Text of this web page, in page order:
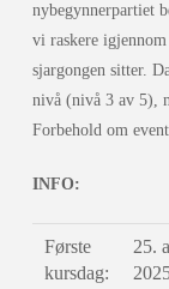
nybegynnerpartiet
vi raskere
sjargongen sitter.
nivå (nivå 3 av 5),
Forbehold om
INFO:
Første
kursdag:
25.